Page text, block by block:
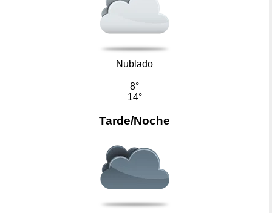
Nublado
8°
14°
Tarde/Noche